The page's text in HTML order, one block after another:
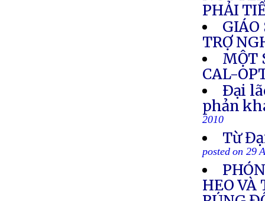
PHẢI
GIÁO
TRỢ
MỘT
CAL-
Ðại
phản
2010
Từ
posted on 29
HEO